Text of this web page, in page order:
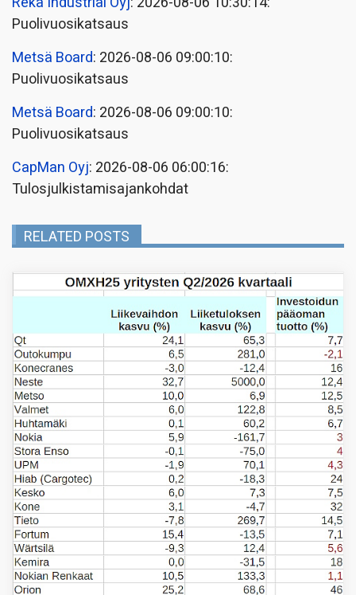
Puolivuosikatsaus
Metsä Board: 2026-08-06 09:00:10:
Puolivuosikatsaus
Metsä Board: 2026-08-06 09:00:10:
Puolivuosikatsaus
CapMan Oyj: 2026-08-06 06:00:16:
Tulosjulkistamisajankohdat
RELATED POSTS